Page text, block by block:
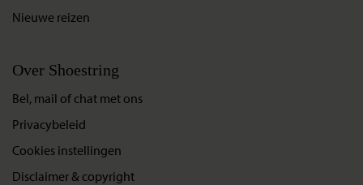
Nieuwe reizen
Over Shoestring
Bel, mail of chat met ons
Privacybeleid
Cookies instellingen
Disclaimer & copyright